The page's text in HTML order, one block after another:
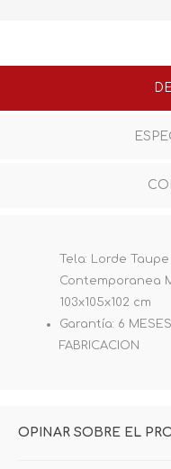
Tela: Lorde
Contemporanea
103x105x102 cm
Garantía: 6
FABRICACION
OPINAR SOBRE EL